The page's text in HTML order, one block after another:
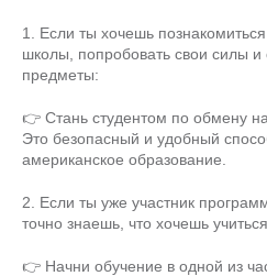
1. Если ты хочешь
школы, попробовать свои силы и
предметы:
👉 Стань студентом по обмену
Это безопасный и удобный
американское образование.
2. Если ты уже участник
точно знаешь, что хочешь
👉 Начни обучение в одной из